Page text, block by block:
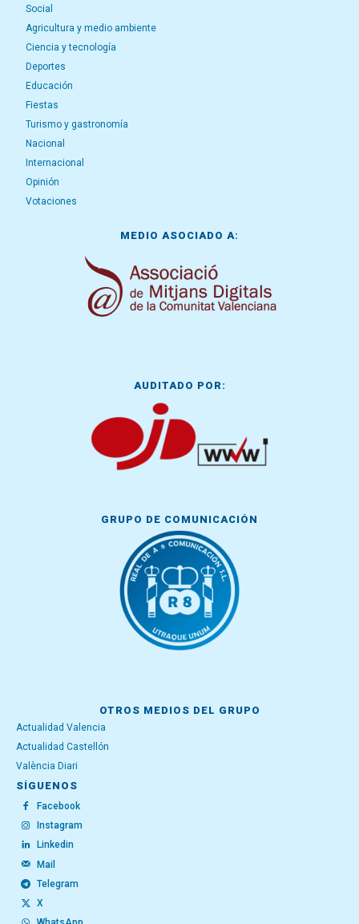
Social
Agricultura y medio ambiente
Ciencia y tecnología
Deportes
Educación
Fiestas
Turismo y gastronomía
Nacional
Internacional
Opinión
Votaciones
MEDIO ASOCIADO A:
AUDITADO POR:
GRUPO DE COMUNICACIÓN
OTROS MEDIOS DEL GRUPO
Actualidad Valencia
Actualidad Castellón
València Diari
SÍGUENOS
Facebook
Instagram
Linkedin
Mail
Telegram
X